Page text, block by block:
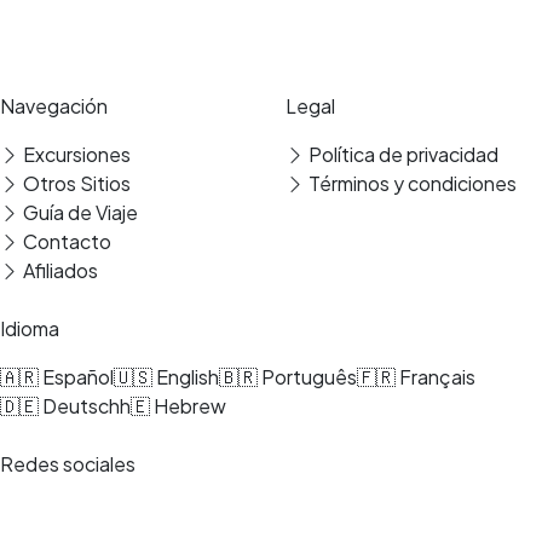
Navegación
Excursiones
Otros Sitios
Guía de Viaje
Contacto
Afiliados
Legal
Política de privacidad
Términos y condiciones
Idioma
🇦🇷 Español🇺🇸 English🇧🇷 Português🇫🇷 Français
🇩🇪 Deutschh🇪 Hebrew
Redes sociales